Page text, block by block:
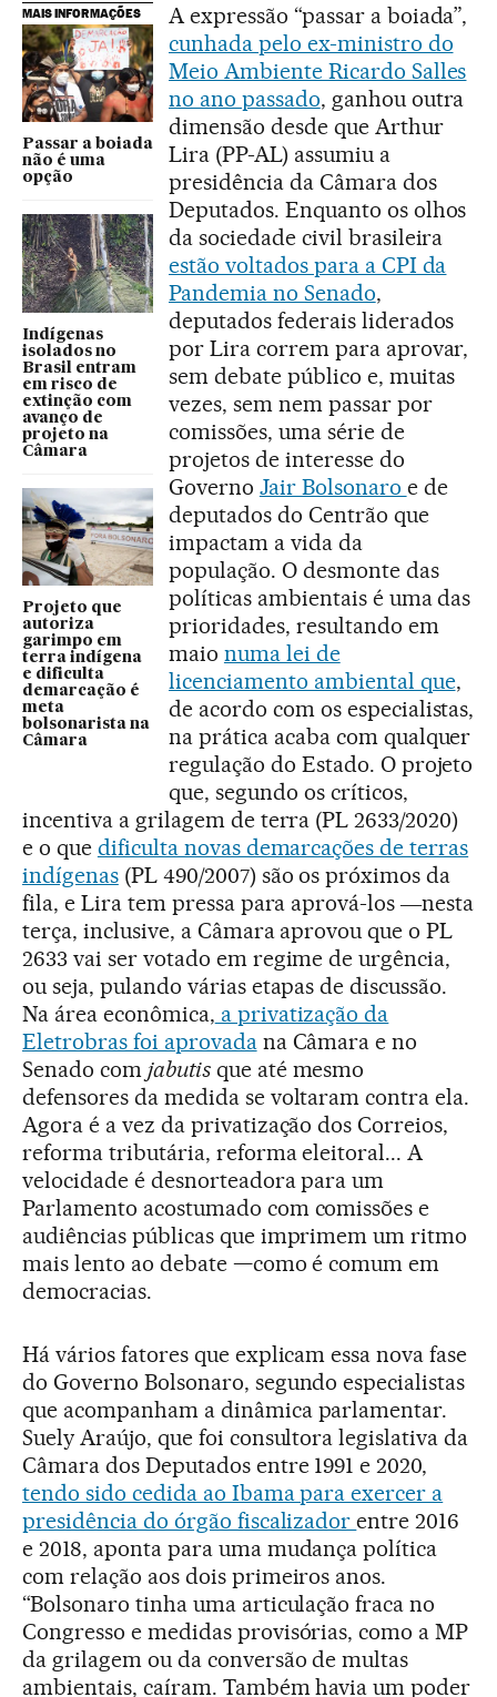
MAIS INFORMAÇÕES
Passar a boiada
não é uma
opção
Indígenas
isolados no
Brasil entram
em risco de
extinção com
avanço de
projeto na
Câmara
Projeto que
autoriza
garimpo em
terra indígena
e dificulta
demarcação é
meta
bolsonarista na
Câmara
A expressão “passar a boiada”,
cunhada pelo ex-ministro do
Meio Ambiente Ricardo Salles
no ano passado, ganhou outra
dimensão desde que Arthur
Lira (PP-AL) assumiu a
presidência da Câmara dos
Deputados. Enquanto os olhos
da sociedade civil brasileira
estão voltados para a CPI da
Pandemia no Senado,
deputados federais liderados
por Lira correm para aprovar,
sem debate público e, muitas
vezes, sem nem passar por
comissões, uma série de
projetos de interesse do
Governo Jair Bolsonaro e de
deputados do Centrão que
impactam a vida da
população. O desmonte das
políticas ambientais é uma das
prioridades, resultando em
maio numa lei de
licenciamento ambiental que,
de acordo com os especialistas,
na prática acaba com qualquer
regulação do Estado. O projeto
que, segundo os críticos,
incentiva a grilagem de terra (PL 2633/2020)
e o que dificulta novas demarcações de terras
indígenas(PL 490/2007) são os próximos da
fila, e Lira tem pressa para aprová-los ―nesta
terça, inclusive, a Câmara aprovou que o PL
2633 vai ser votado em regime de urgência,
ou seja, pulando várias etapas de discussão.
Na área econômica, a privatização da
Eletrobras foi aprovadana Câmara e no
Senado com jabutisque até mesmo
defensores da medida se voltaram contra ela.
Agora é a vez da privatização dos Correios,
reforma tributária, reforma eleitoral... A
velocidade é desnorteadora para um
Parlamento acostumado com comissões e
audiências públicas que imprimem um ritmo
mais lento ao debate —como é comum em
democracias.
Há vários fatores que explicam essa nova fase
do Governo Bolsonaro, segundo especialistas
que acompanham a dinâmica parlamentar.
Suely Araújo, que foi consultora legislativa da
Câmara dos Deputados entre 1991 e 2020,
tendo sido cedida ao Ibama para exercer a
presidência do órgão fiscalizadorentre 2016
e 2018, aponta para uma mudança política
com relação aos dois primeiros anos.
“Bolsonaro tinha uma articulação fraca no
Congresso e medidas provisórias, como a MP
da grilagem ou da conversão de multas
ambientais, caíram. Também havia um poder